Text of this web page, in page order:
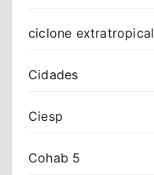
ciclone extratropical
Cidades
Ciesp
Cohab 5